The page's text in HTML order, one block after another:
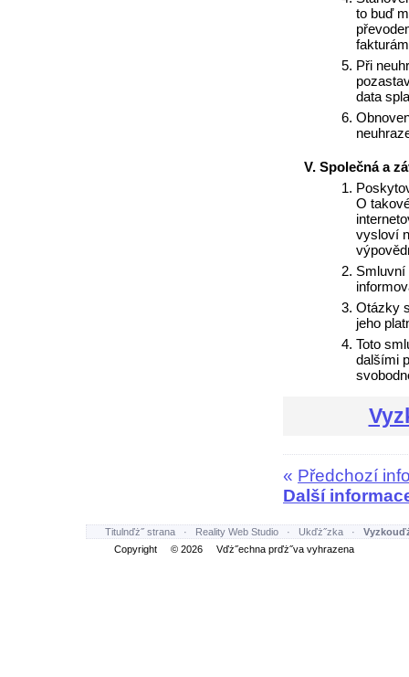
to buď
Při
data
Společná a
O
vysloví
Smluvní
Otázky
jeho
Toto
dalšími
« Předchozí
Další
Titulnďż˝ strana · Reality Web Studio · Ukďż˝zka ·
Copyright © 2026 Vďż˝echna prďż˝va vyhrazena